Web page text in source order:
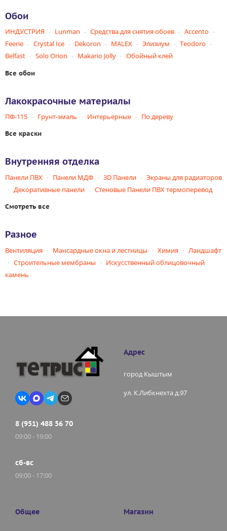
Обои
ИНДУСТРИЯ Lunman Средства для снятия обоев
Accento
Feerie
Crystal Ice Dekoron MALEX Элизиум
Teodoro
Belfast
Solo Orion Makario Jolly Обойный клей
Все обои
Лакокрасочные материалы
ПФ-115 Грунт-эмаль Интерьерные По дереву
Все краски
Внутренняя отделка
Панели ПВХ Панели МДФ 3D Панели
Экраны для радиаторов
Декоративные панели
Стеновые Панели ПВХ термоперевод
Смотреть все
Разное
Вентиляция Мансардные окна и лестницы Химия
Ландшафт
Строительные мембраны
Искусственный облицовочный
камень
8 (951) 488 56 70
09:00 - 19:00
сб-вс
09:00 - 17:00
Адрес
город Кыштым
ул. К.Либкнехта д.97
Общее Магазин